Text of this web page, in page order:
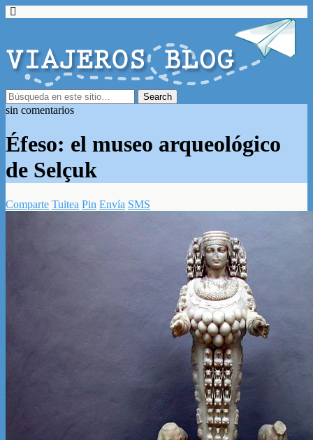
sin comentarios
Éfeso: el museo arqueológico
de Selçuk
Comparte Tuitea Pin Envía SMS